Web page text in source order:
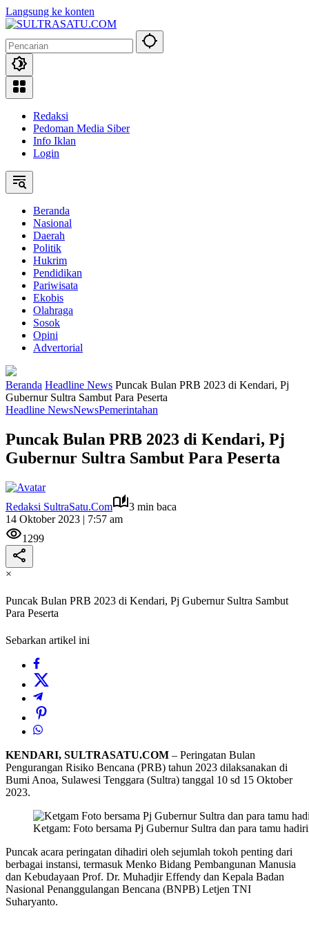
Langsung ke konten
Redaksi
Pedoman Media Siber
Info Iklan
Login
Beranda
Nasional
Daerah
Politik
Hukrim
Pendidikan
Pariwisata
Ekobis
Olahraga
Sosok
Opini
Advertorial
Beranda Headline News Puncak Bulan PRB 2023 di Kendari, Pj
Gubernur Sultra Sambut Para Peserta
Headline NewsNewsPemerintahan
Puncak Bulan PRB 2023 di Kendari, Pj
Gubernur Sultra Sambut Para Peserta
Redaksi SultraSatu.Com
3 min baca
14 Oktober 2023 | 7:57 am
1299
×
Puncak Bulan PRB 2023 di Kendari, Pj Gubernur Sultra Sambut
Para Peserta
Sebarkan artikel ini
KENDARI, SULTRASATU.COM – Peringatan Bulan
Pengurangan Risiko Bencana (PRB) tahun 2023 dilaksanakan di
Bumi Anoa, Sulawesi Tenggara (Sultra) tanggal 10 sd 15 Oktober
2023.
Ketgam: Foto bersama Pj Gubernur Sultra dan para tamu
Puncak acara peringatan dihadiri oleh sejumlah tokoh penting dari
berbagai instansi, termasuk Menko Bidang Pembangunan Manusia
dan Kebudayaan Prof. Dr. Muhadjir Effendy dan Kepala Badan
Nasional Penanggulangan Bencana (BNPB) Letjen TNI
Suharyanto.